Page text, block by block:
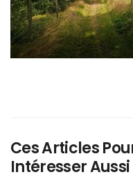
Ces Articles
Intéresser Aussi